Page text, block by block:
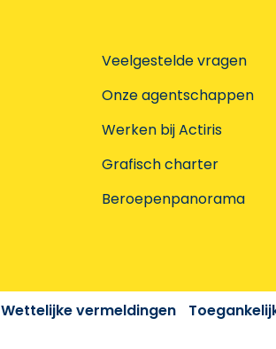
Veelgestelde vragen
Onze agentschappen
Werken bij Actiris
Grafisch charter
Beroepenpanorama
Wettelijke vermeldingen